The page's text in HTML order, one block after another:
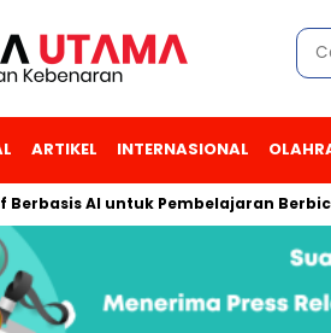
ARTIKEL INTERNASIONAL
AI untuk Pembelajaran Berbicara